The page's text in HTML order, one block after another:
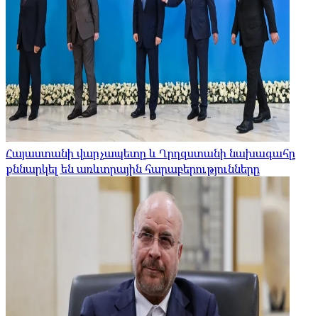
Հայաստանի վարչապետը և Ղրղզստանի նախագահը
քննարկել են առևտրային հարաբերությունները